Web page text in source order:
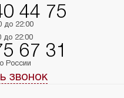
44 75
до 22:00
до 22:00
67 31
России
звонок